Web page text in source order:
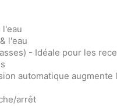
l'eau
l'eau
- Idéale pour les
automatique augmente
arrêt